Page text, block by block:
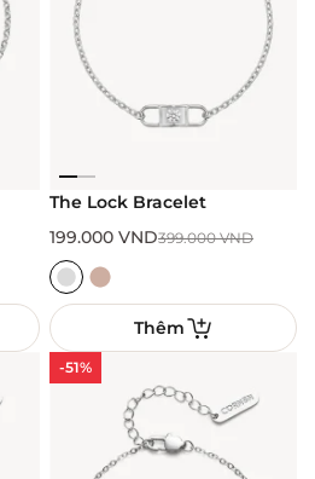
The Lock Bracelet
399.000VND
199.000 VND
Thêm
-51%